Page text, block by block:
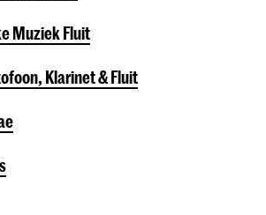
Muziek Fluit
Klarinet & Fluit